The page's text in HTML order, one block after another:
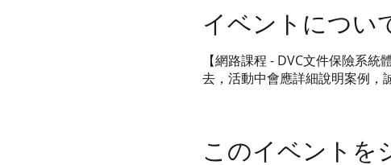
イベントについ
【網路課程 - DVC文件保險系
去，活動中會應詳細說明案例，
このイベントを